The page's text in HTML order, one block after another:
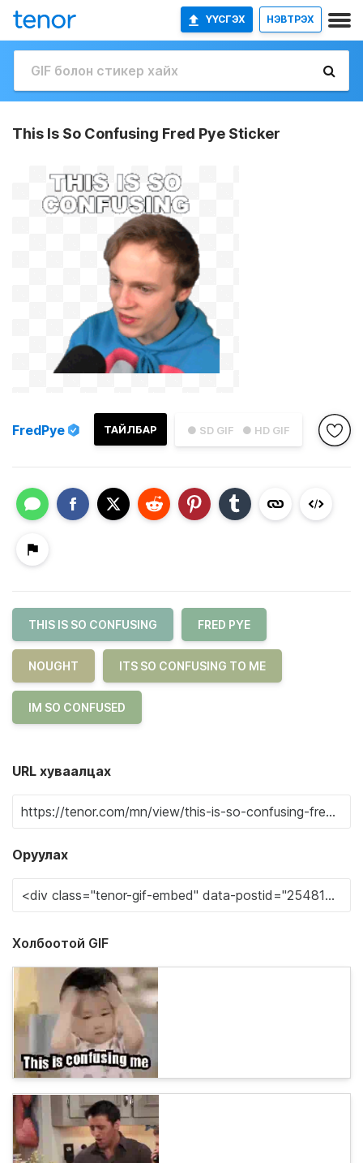
ҮҮСГЭХ НЭВТРЭХ
This Is So Confusing Fred Pye Sticker
● SD GIF ● HD GIF
ТАЙЛБАР
FredPye
THIS IS SO CONFUSING FRED PYE
NOUGHT ITS SO CONFUSING TO ME
IM SO CONFUSED
URL хуваалцах
Оруулах
Холбоотой GIF